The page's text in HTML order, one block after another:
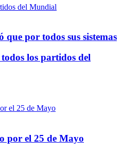
por todos sus sistemas
los partidos del
por el 25 de Mayo